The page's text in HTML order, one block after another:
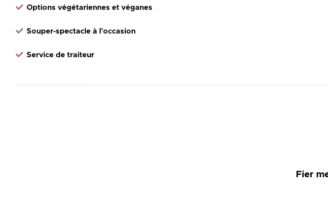
Options végétariennes et véganes
Souper-spectacle à l'occasion
Service de traiteur
Fier